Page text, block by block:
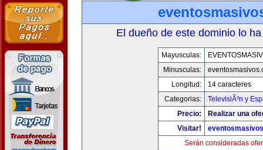
El dueño de este dominio lo
Mayusculas:
Minusculas:
Longitud:
14 caracteres
Categorias:
TelevisiÃ³n y
Precio:
Realizar una
Visitar!
Serán consideradas